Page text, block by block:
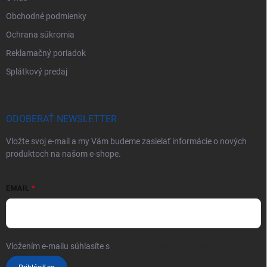
Obchodné podmienky
Ochrana súkromia
Reklamačný poriadok
Splátkový predaj
ODOBERAŤ NEWSLETTER
Vložte svoj e-mail a my Vám budeme zasielať informácie o nových
produktoch na našom e-shope.
EMAIL
Vložením e-mailu súhlasíte s